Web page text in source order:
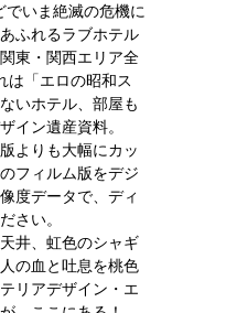
でいま絶滅の危機に
ふれるラブホテル
東・関西エリア全
は「エロの昭和ス
いホテル、部屋も
イン遺産資料。
よりも大幅にカッ
フィルム版をデジ
度データで、ディ
さい。
井、虹色のシャギ
の血と吐息を桃色
リアデザイン・エ